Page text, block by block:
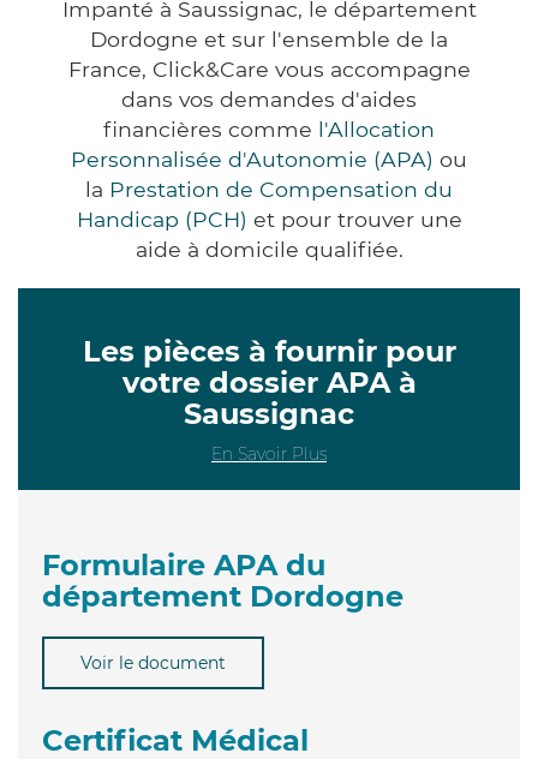
Impanté à Saussignac, le département
Dordogne et sur l'ensemble de la
France, Click&Care vous accompagne
dans vos demandes d'aides
financières comme l'Allocation
Personnalisée d'Autonomie (APA) ou
la Prestation de Compensation du
Handicap (PCH) et pour trouver une
aide à domicile qualifiée.
Les pièces à fournir pour
votre dossier APA à
Saussignac
En Savoir Plus
Formulaire APA du
département Dordogne
Voir le document
Certificat Médical